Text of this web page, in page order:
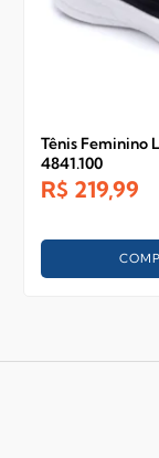
Tênis Feminino
4841.100
R$ 219,99